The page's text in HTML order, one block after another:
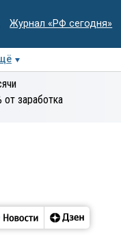
Журнал «РФ сегодня»
экспертиза
заработка